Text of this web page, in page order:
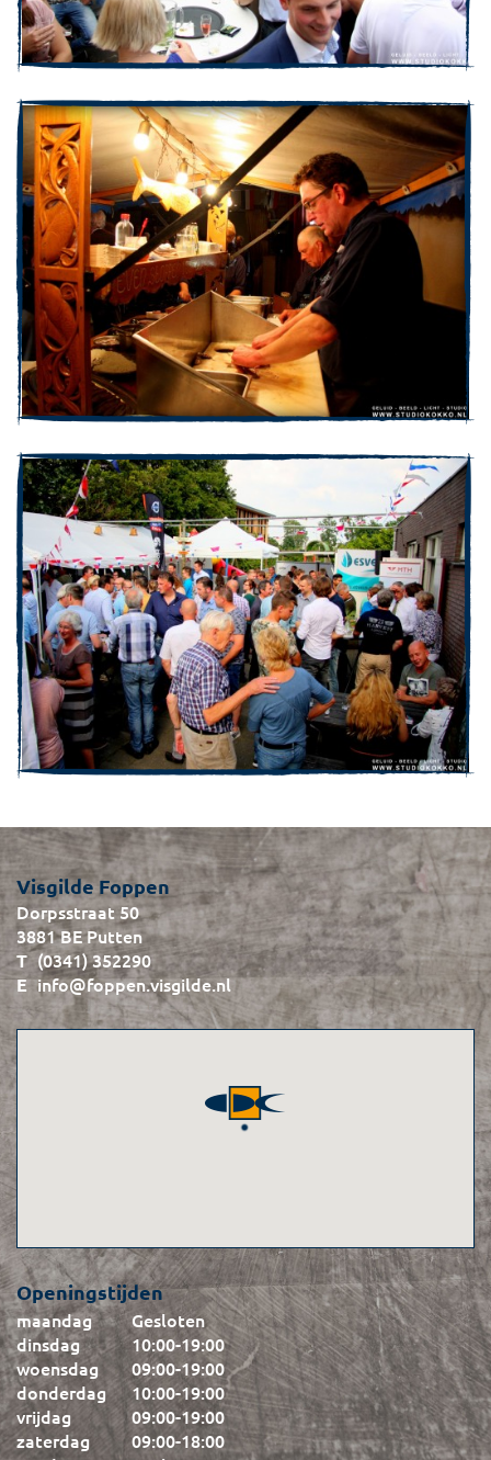
Visgilde Foppen
Dorpsstraat 50
3881 BE Putten
(0341) 352290
info@foppen.visgilde.nl
Openingstijden
maandag
Gesloten
dinsdag
10:00-19:00
woensdag
09:00-19:00
donderdag
10:00-19:00
vrijdag
09:00-19:00
zaterdag
09:00-18:00